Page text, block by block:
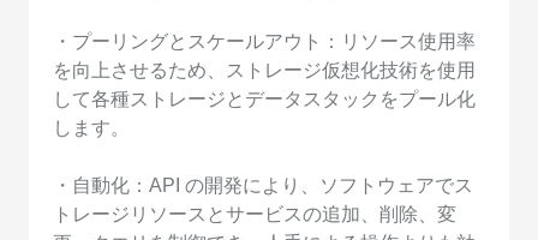
・プーリングとスケールアウト：リソース使用率
を向上させるため、ストレージ仮想化技術を使用
して各種ストレージとデータスタックをプール化
します。
・自動化：API の開発により、ソフトウェアでス
トレージリソースとサービスの追加、削除、変